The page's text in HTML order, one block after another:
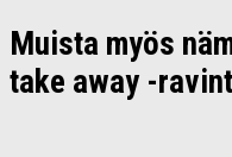
Muista myös
take away -